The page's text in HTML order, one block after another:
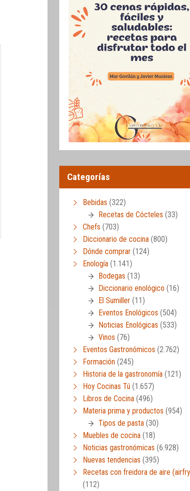
Categorías
Bebidas (322)
Recetas de Cócteles (33)
Chefs (703)
Diccionario de cocina (800)
Dónde comprar (124)
Enología (1.141)
Bodegas (13)
Diccionario enológico (16)
El Sumiller (11)
Eventos Enológicos (504)
Noticias Enológicas (533)
Vinos (76)
Eventos Gastronómicos (2.762)
Formación (245)
Historia de la gastronomía (121)
Hoy Cocinas Tú (1.657)
Libros de Cocina (496)
Materia prima y productos (954)
Tipos de pasta (30)
Muebles de cocina (18)
Noticias gastronómicas (6.928)
Nuevas tendencias (395)
Recetas con freidora de aire
(112)